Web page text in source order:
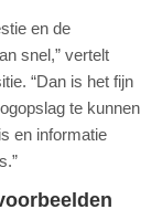
en de
snel,” vertelt
“Dan is het fijn
te kunnen
en informatie